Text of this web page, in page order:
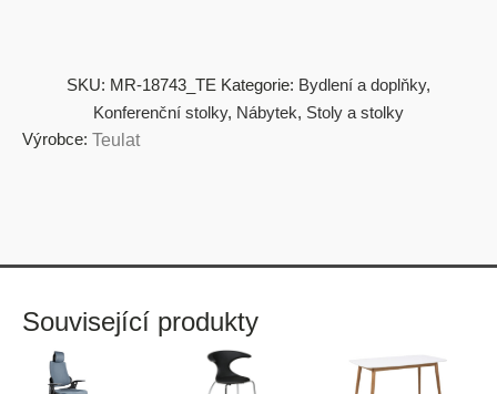
SKU: MR-18743_TE Kategorie: Bydlení a doplňky,
Konferenční stolky, Nábytek, Stoly a stolky
Výrobce: Teulat
Související produkty